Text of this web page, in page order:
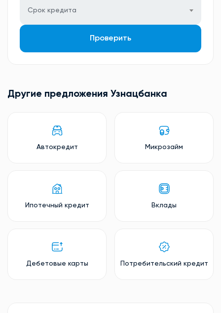
Срок кредита
Проверить
Другие предложения Узнацбанкa
Автокредит Микрозайм
Ипотечный кредит Вклады
Дебетовые карты Потребительский кредит